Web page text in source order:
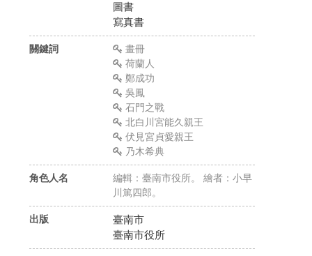
圖書
寫真書
關鍵詞
畫冊
荷蘭人
鄭成功
吳鳳
石門之戰
北白川宮能久親王
伏見宮貞愛親王
乃木希典
角色人名
編輯：臺南市役所。 繪者：小早
川篤四郎。
出版
臺南市
臺南市役所